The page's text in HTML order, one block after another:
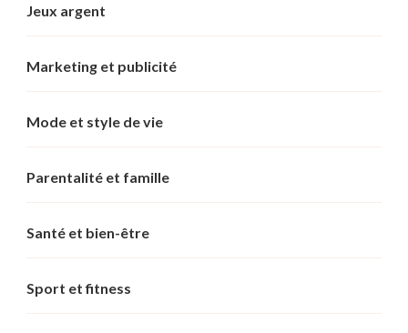
Jeux argent
Marketing et publicité
Mode et style de vie
Parentalité et famille
Santé et bien-être
Sport et fitness